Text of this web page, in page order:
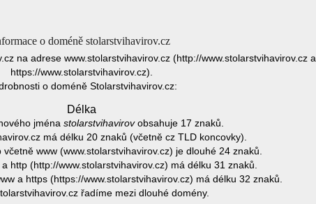
o doméně stolarstvihavirov.cz
na adrese www.stolarstvihavirov.cz (http://www.stolarstvihavirov.cz a
https://www.stolarstvihavirov.cz).
o doméně Stolarstvihavirov.cz:
Délka
jména stolarstvihavirovobsahuje 17 znaků.
má délku 20 znaků (včetně cz TLD koncovky).
www (www.stolarstvihavirov.cz) je dlouhé 24 znaků.
http (http://www.stolarstvihavirov.cz) má délku 31 znaků.
a https (https://www.stolarstvihavirov.cz) má délku 32 znaků.
řadíme mezi dlouhé domény.